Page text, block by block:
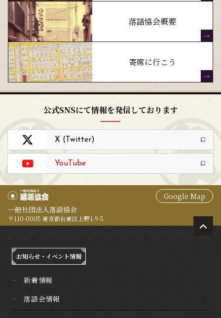
落語協会概要
寄席に行こう
公式SNSにて情報を発信しております
X (Twitter)
YouTube
Google Map
一般社団法人落語協会
〒110-0005 東京都台東区上野1-9-5
お知らせ・イベント情報
新着情報
落語会情報